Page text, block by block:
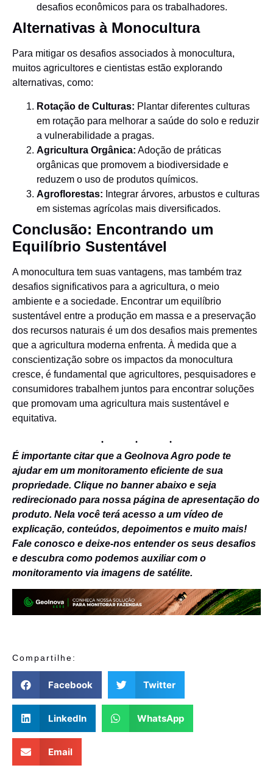
desafios econômicos para os trabalhadores.
Alternativas à Monocultura
Para mitigar os desafios associados à monocultura,
muitos agricultores e cientistas estão explorando
alternativas, como:
Rotação de Culturas: Plantar diferentes culturas
em rotação para melhorar a saúde do solo e reduzir
a vulnerabilidade a pragas.
Agricultura Orgânica: Adoção de práticas
orgânicas que promovem a biodiversidade e
reduzem o uso de produtos químicos.
Agroflorestas: Integrar árvores, arbustos e culturas
em sistemas agrícolas mais diversificados.
Conclusão: Encontrando um
Equilíbrio Sustentável
A monocultura tem suas vantagens, mas também traz
desafios significativos para a agricultura, o meio
ambiente e a sociedade. Encontrar um equilíbrio
sustentável entre a produção em massa e a preservação
dos recursos naturais é um dos desafios mais prementes
que a agricultura moderna enfrenta. À medida que a
conscientização sobre os impactos da monocultura
cresce, é fundamental que agricultores, pesquisadores e
consumidores trabalhem juntos para encontrar soluções
que promovam uma agricultura mais sustentável e
equitativa.
É importante citar que a GeoInova Agro pode te
ajudar em um monitoramento eficiente de sua
propriedade. Clique no banner abaixo e seja
redirecionado para nossa página de apresentação do
produto. Nela você terá acesso a um vídeo de
explicação, conteúdos, depoimentos e muito mais!
Fale conosco e deixe-nos entender os seus desafios
e descubra como podemos auxiliar com o
monitoramento via imagens de satélite.
Compartilhe:
Facebook Twitter
LinkedIn WhatsApp
Email